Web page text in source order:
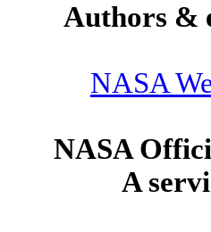
Authors &
NASA
NASA
A